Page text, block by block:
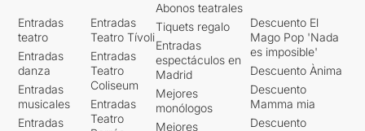
Entradas
teatro
Entradas
danza
Entradas
musicales
Entradas
Entradas
Teatro Tívoli
Entradas
Teatro
Coliseum
Entradas
Teatro
Abonos teatrales
Tiquets regalo
Entradas
espectáculos en
Madrid
Mejores
monólogos
Mejores
Descuento El
Mago Pop 'Nada
es imposible'
Descuento Ànima
Descuento
Mamma mia
Descuento